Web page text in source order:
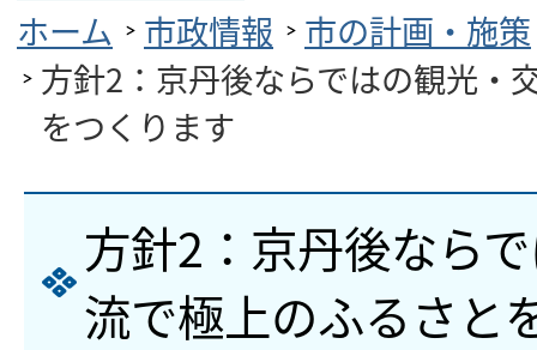
ホーム
市政情報
市の計画・施策
方針2：京丹後ならではの観光・
をつくります
方針2：京丹後なら
流で極上のふるさと